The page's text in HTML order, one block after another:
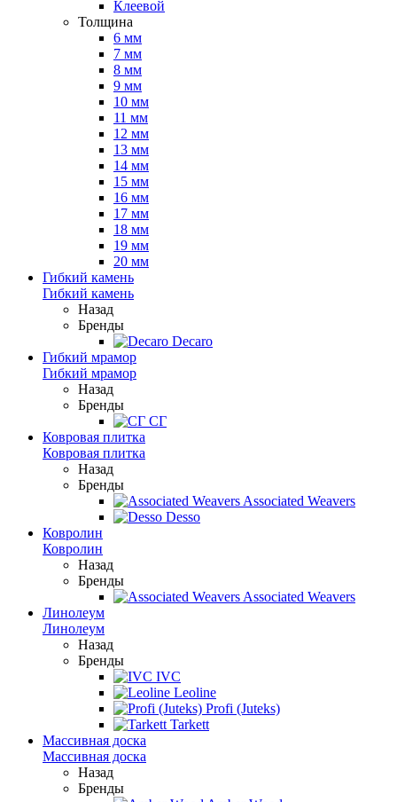
Клеевой
Толщина
6 мм
7 мм
8 мм
9 мм
10 мм
11 мм
12 мм
13 мм
14 мм
15 мм
16 мм
17 мм
18 мм
19 мм
20 мм
Гибкий камень
Гибкий камень
Назад
Бренды
Decaro
Гибкий мрамор
Гибкий мрамор
Назад
Бренды
СГ
Ковровая плитка
Ковровая плитка
Назад
Бренды
Associated Weavers
Desso
Ковролин
Ковролин
Назад
Бренды
Associated Weavers
Линолеум
Линолеум
Назад
Бренды
IVC
Leoline
Profi (Juteks)
Tarkett
Массивная доска
Массивная доска
Назад
Бренды